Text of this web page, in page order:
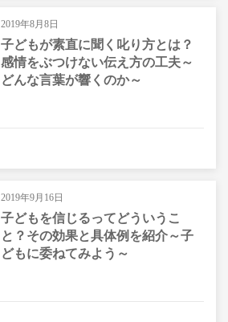
2019年8月8日
子どもが素直に聞く叱り方とは？
感情をぶつけない伝え方の工夫～
どんな言葉が響くのか～
2019年9月16日
子どもを信じるってどういうこ
と？その効果と具体例を紹介～子
どもに委ねてみよう～